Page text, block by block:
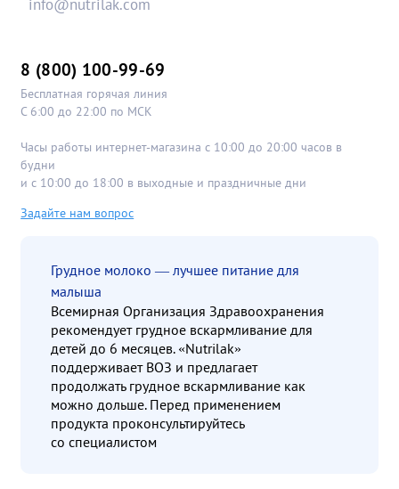
info@nutrilak.com
8 (800) 100-99-69
Бесплатная горячая линия
С 6:00 до 22:00 по МСК
Часы работы интернет-магазина с 10:00 до 20:00 часов в
будни
и с 10:00 до 18:00 в выходные и праздничные дни
Задайте нам вопрос
Грудное молоко — лучшее питание для
малыша
Всемирная Организация Здравоохранения
рекомендует грудное вскармливание для
детей до 6 месяцев. «Nutrilak»
поддерживает ВОЗ и предлагает
продолжать грудное вскармливание как
можно дольше. Перед применением
продукта проконсультируйтесь
со специалистом